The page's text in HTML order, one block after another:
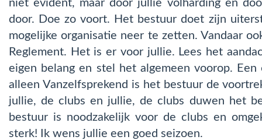
niet evident, maar door jullie volharding en
door. Doe zo voort. Het bestuur doet zijn
mogelijke organisatie neer te zetten. Vandaar
Reglement. Het is er voor jullie. Lees het
eigen belang en stel het algemeen voorop.
alleen Vanzelfsprekend is het bestuur de
jullie, de clubs en jullie, de clubs duwen het
bestuur is noodzakelijk voor de clubs en
sterk! Ik wens jullie een goed seizoen.